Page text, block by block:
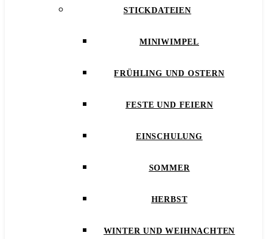
STICKDATEIEN
MINIWIMPEL
FRÜHLING UND OSTERN
FESTE UND FEIERN
EINSCHULUNG
SOMMER
HERBST
WINTER UND WEIHNACHTEN